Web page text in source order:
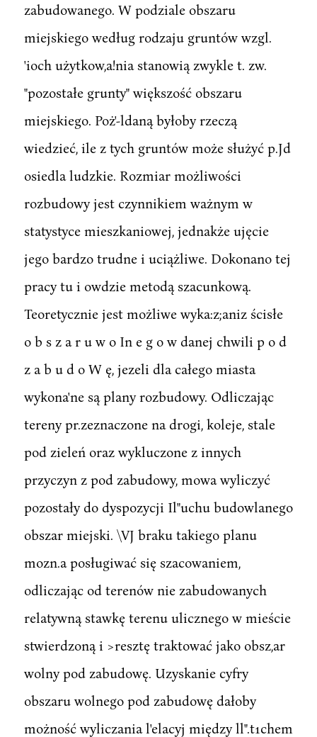
zabudowanego. W podziale obszaru
miejskiego według rodzaju gruntów wzgl.
'ioch użytkow,a!nia stanowią zwykle t. zw.
"pozostałe grunty" większość obszaru
miejskiego. Poż'-ldaną byłoby rzeczą
wiedzieć, ile z tych gruntów może służyć p.Jd
osiedla ludzkie. Rozmiar możliwości
rozbudowy jest czynnikiem ważnym w
statystyce mieszkaniowej, jednakże ujęcie
jego bardzo trudne i uciążliwe. Dokonano tej
pracy tu i owdzie metodą szacunkową.
Teoretycznie jest możliwe wyka:z;aniz ścisłe
o b s z a r u w o In e g o w danej chwili p o d
z a b u d o W ę, jezeli dla całego miasta
wykona'ne są plany rozbudowy. Odliczając
tereny pr.zeznaczone na drogi, koleje, stale
pod zieleń oraz wykluczone z innych
przyczyn z pod zabudowy, mowa wyliczyć
pozostały do dyspozycji Il"uchu budowlanego
obszar miejski. \VJ braku takiego planu
mozn.a posługiwać się szacowaniem,
odliczając od terenów nie zabudowanych
relatywną stawkę terenu ulicznego w mieście
stwierdzoną i >resztę traktować jako obsz,ar
wolny pod zabudowę. Uzyskanie cyfry
obszaru wolnego pod zabudowę dałoby
możność wyliczania l'elacyj między ll".t1chem